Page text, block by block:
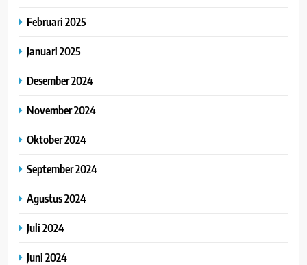
Februari 2025
Januari 2025
Desember 2024
November 2024
Oktober 2024
September 2024
Agustus 2024
Juli 2024
Juni 2024